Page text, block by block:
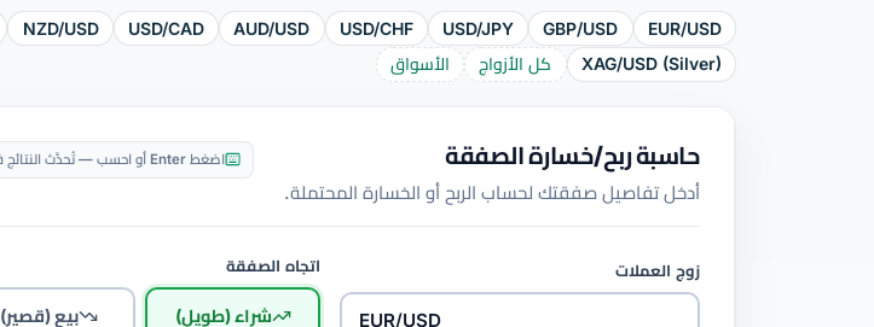
EUR/USD
GBP/USD
USD/JPY
USD/CHF
AUD/USD
USD/CAD
NZD/USD
XAG/USD (Silver)
كل الأزواج الأسواق
حاسبة ربح/خسارة الصفقة
أدخل تفاصيل صفقتك لحساب الربح أو الخسارة المحتملة.
اضغط Enter أو احسب — تُحدَّث النتائج فوراً.
زوج العملات اتجاه الصفقة
شراء (طويل) بيع (قصير)